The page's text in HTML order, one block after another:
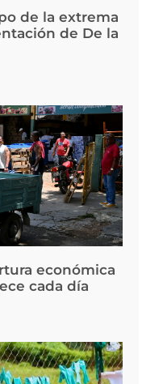
de la extrema
de De la
económica
cada día